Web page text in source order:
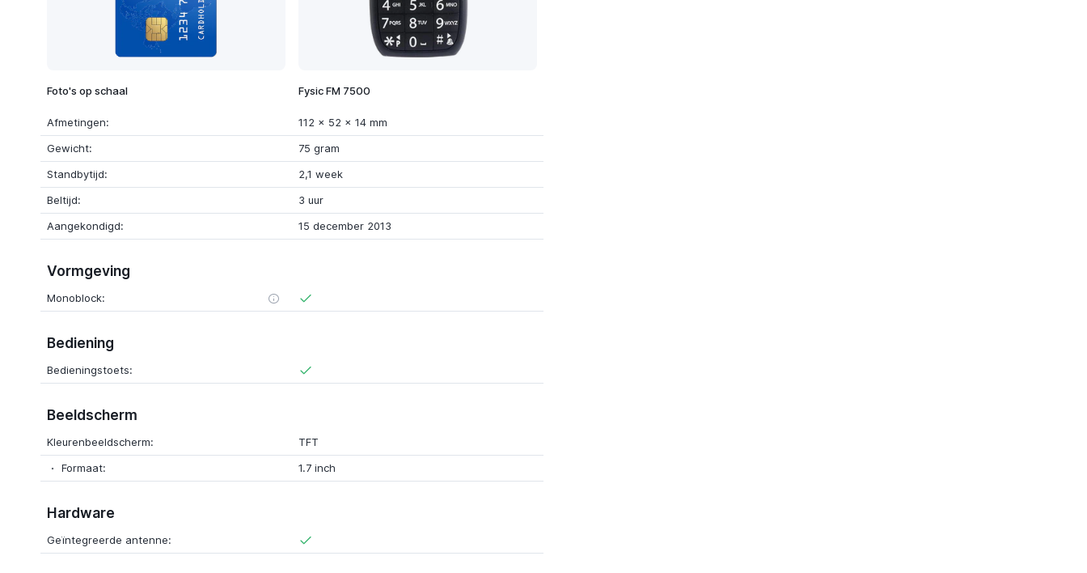
Foto's op schaal Fysic FM 7500
Afmetingen:
112 x 52 x 14 mm
Gewicht:
75 gram
Standbytijd:
2,1 week
Beltijd:
3 uur
Aangekondigd:
15 december 2013
Vormgeving
Monoblock:
Bediening
Bedieningstoets:
Beeldscherm
Kleurenbeeldscherm:
TFT
Formaat:
1.7 inch
Hardware
Geïntegreerde antenne: